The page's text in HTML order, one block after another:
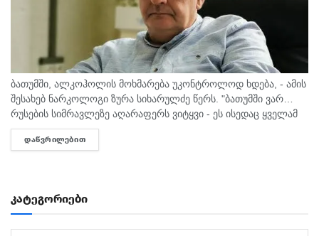
ბათუმში, ალკოჰოლის მოხმარება უკონტროლოდ ხდება, - ამის
შესახებ ნარკოლოგი ზურა სიხარულძე წერს. "ბათუმში ვარ…
რუსების სიმრავლეზე აღარაფერს ვიტყვი - ეს ისედაც ყველამ
იცის. მინდა სხვა, უფრო მნიშვნელოვანი საკითხი
გამოვყო.პირველი, რაც თვალში...
ᲓᲐᲬᲕᲠᲘᲚᲔᲑᲘᲗ
კატეგორიები